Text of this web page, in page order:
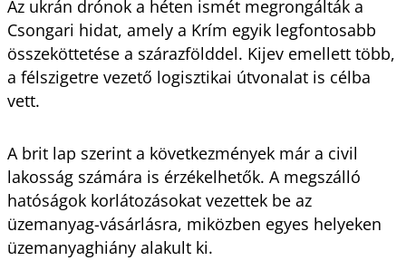
Az ukrán drónok a héten ismét megrongálták a
Csongari hidat, amely a Krím egyik legfontosabb
összeköttetése a szárazfölddel. Kijev emellett több,
a félszigetre vezető logisztikai útvonalat is célba
vett.
A brit lap szerint a következmények már a civil
lakosság számára is érzékelhetők. A megszálló
hatóságok korlátozásokat vezettek be az
üzemanyag-vásárlásra, miközben egyes helyeken
üzemanyaghiány alakult ki.